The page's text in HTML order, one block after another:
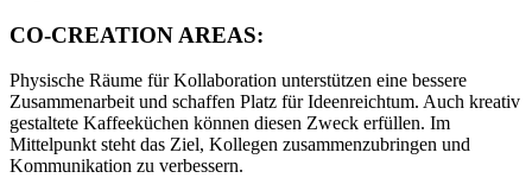
CO-CREATION AREAS:
Physische Räume für Kollaboration unterstützen eine bessere
Zusammenarbeit und schaffen Platz für Ideenreichtum. Auch kreativ
gestaltete Kaffeeküchen können diesen Zweck erfüllen. Im
Mittelpunkt steht das Ziel, Kollegen zusammenzubringen und
Kommunikation zu verbessern.